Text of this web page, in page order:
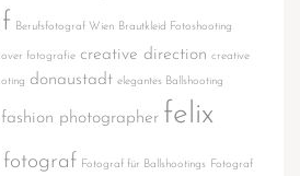
Berufsfotograf Wien Brautkleid Fotoshooting
fotografie creative direction creative
donaustadt elegantes Ballshooting
fashion photographer felix
fotograf Fotograf für Ballshootings Fotograf